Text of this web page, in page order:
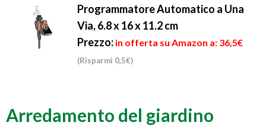
Programmatore Automatico a Una
Via, 6.8 x 16 x 11.2 cm
Prezzo: in offerta su Amazon a: 36,5€
(Risparmi 0,5€)
Arredamento del giardino